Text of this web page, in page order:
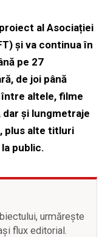
al Asociației
și va continua în
pe 27
de joi până
altele, filme
dar și lungmetraje
plus alte titluri
public.
urmărește
flux editorial.